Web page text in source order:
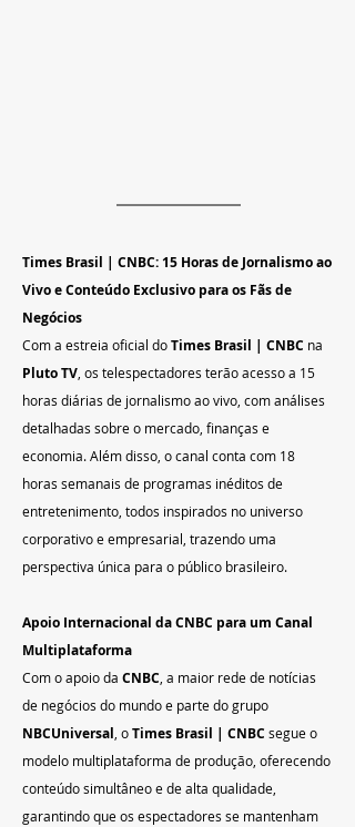
Times Brasil | CNBC: 15 Horas de Jornalismo ao
Vivo e Conteúdo Exclusivo para os Fãs de
Negócios
Com a estreia oficial do Times Brasil | CNBC na
Pluto TV , os telespectadores terão acesso a 15
horas diárias de jornalismo ao vivo, com análises
detalhadas sobre o mercado, finanças e
economia. Além disso, o canal conta com 18
horas semanais de programas inéditos de
entretenimento, todos inspirados no universo
corporativo e empresarial, trazendo uma
perspectiva única para o público brasileiro.
Apoio Internacional da CNBC para um Canal
Multiplataforma
Com o apoio da CNBC , a maior rede de notícias
de negócios do mundo e parte do grupo
NBCUniversal , o Times Brasil | CNBC segue o
modelo multiplataforma de produção, oferecendo
conteúdo simultâneo e de alta qualidade,
garantindo que os espectadores se mantenham